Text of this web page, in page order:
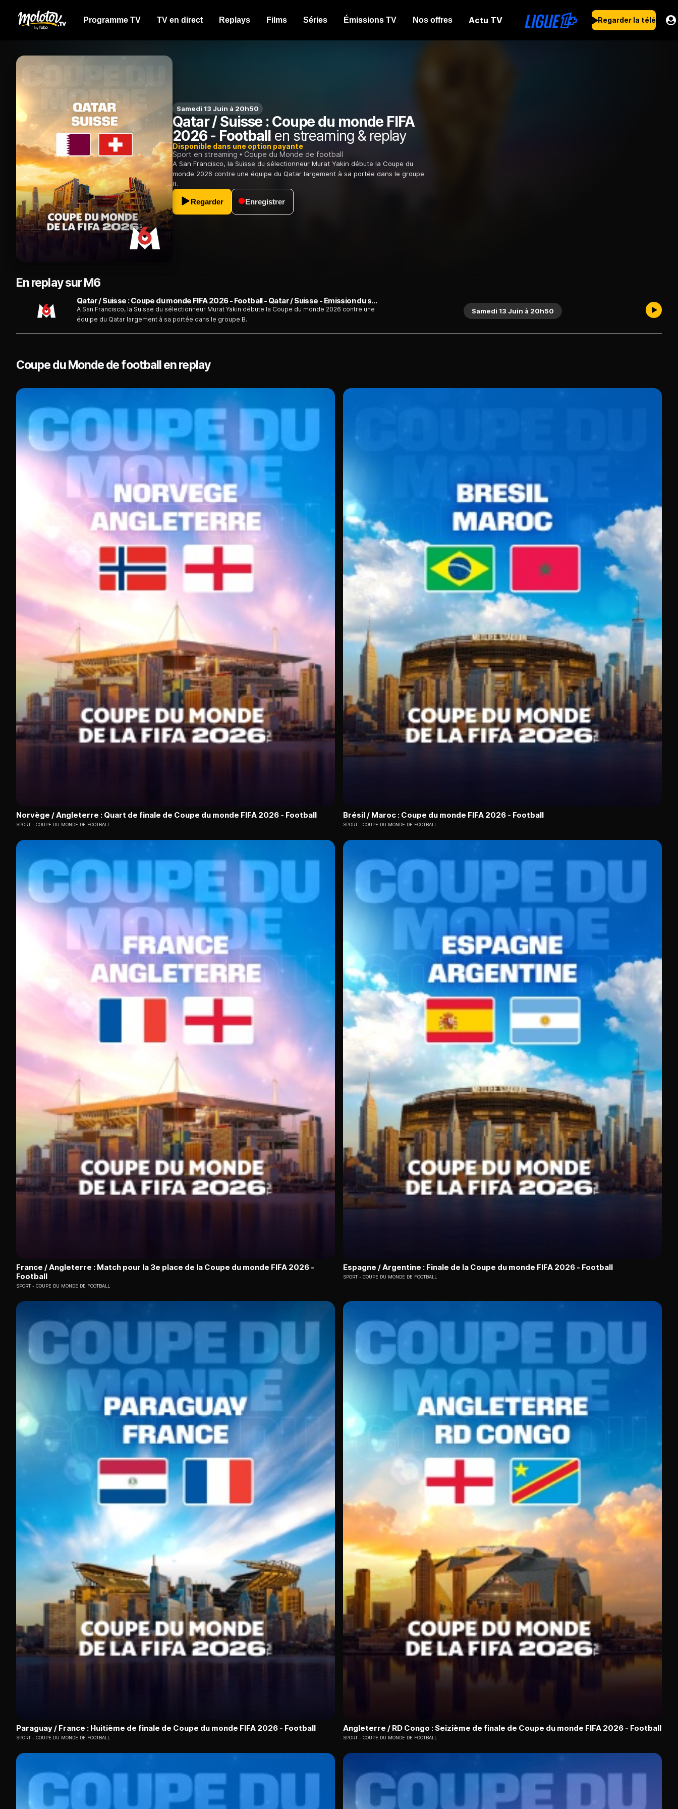
Programme TV TV en direct Replays Films Séries Émissions TV Nos offres Actu TV Regarder la télé
Samedi 13 Juin à 20h50
Qatar / Suisse : Coupe du monde FIFA
2026 - Football en streaming & replay
Disponible dans une option payante
Sport en streaming
Coupe du Monde de football
A San Francisco, la Suisse du sélectionneur Murat Yakin débute la Coupe du
monde 2026 contre une équipe du Qatar largement à sa portée dans le groupe
B.
Regarder Enregistrer
En replay sur M6
Qatar / Suisse : Coupe du monde FIFA 2026 - Football - Qatar / Suisse - Émission du samedi 13 juin
A San Francisco, la Suisse du sélectionneur Murat Yakin débute la Coupe du monde 2026 contre une
équipe du Qatar largement à sa portée dans le groupe B.
Samedi 13 Juin à 20h50
Coupe du Monde de football en replay
Norvège / Angleterre : Quart de finale de Coupe du monde FIFA 2026 - Football
SPORT COUPE DU MONDE DE FOOTBALL
Brésil / Maroc : Coupe du monde FIFA 2026 - Football
SPORT COUPE DU MONDE DE FOOTBALL
France / Angleterre : Match pour la 3e place de la Coupe du monde FIFA 2026 -
Football
SPORT COUPE DU MONDE DE FOOTBALL
Espagne / Argentine : Finale de la Coupe du monde FIFA 2026 - Football
SPORT COUPE DU MONDE DE FOOTBALL
Paraguay / France : Huitième de finale de Coupe du monde FIFA 2026 - Football
SPORT COUPE DU MONDE DE FOOTBALL
Angleterre / RD Congo : Seizième de finale de Coupe du monde FIFA 2026 - Football
SPORT COUPE DU MONDE DE FOOTBALL